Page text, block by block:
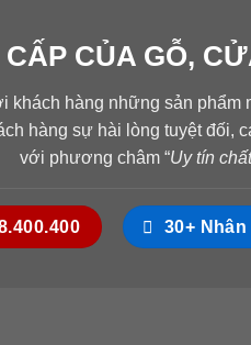
CẤP CỦA GỖ,
khách hàng những sản
hàng sự hài lòng tuyệt đối,
với phương châm “Uy tín
30+